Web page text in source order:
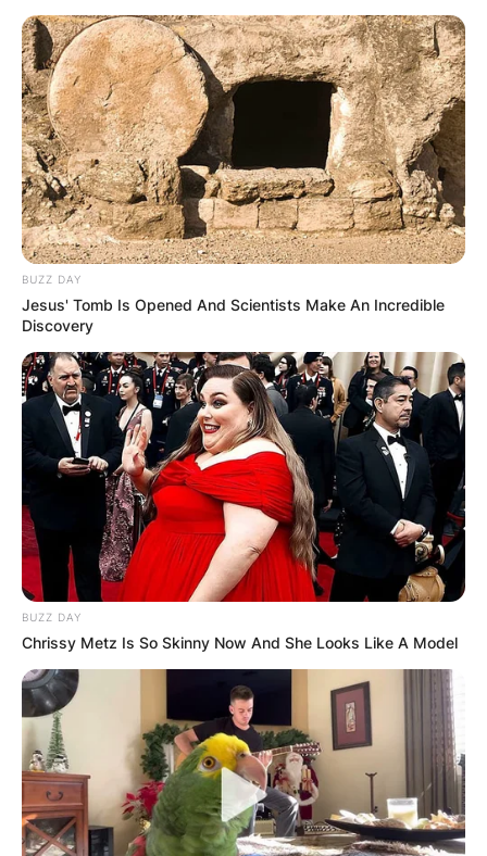
Македонија
НАЈБАРАНИ
СМЕСТУВАЊА
Најбарано на Гладиатор
BUZZ DAY
Jesus' Tomb Is Opened And Scientists Make An Incredible
Discovery
BUZZ DAY
Chrissy Metz Is So Skinny Now And She Looks Like A Model